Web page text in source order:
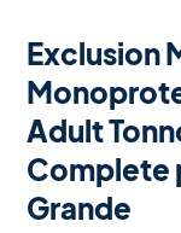
Exclusion
Adult
Complete
Grande